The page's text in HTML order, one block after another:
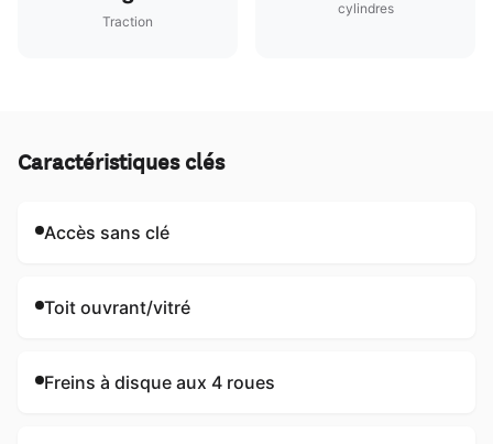
Traction
cylindres
Caractéristiques clés
Accès sans clé
Toit ouvrant/vitré
Freins à disque aux 4 roues